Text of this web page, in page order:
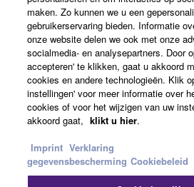
Nederland / België / Luxemburg -
Business
maken. Zo kunnen we u een
gebruikerservaring bieden. Informatie
onze website delen we ook met onze
socialmedia- en analysepartners. Door
accepteren' te klikken, gaat u akkoord
cookies en andere technologieën. Klik
instellingen' voor meer informatie over
cookies of voor het wijzigen van uw
akkoord gaat, klikt u hier.
Imprint Verklaring
gegevensbescherming Cookiebeleid